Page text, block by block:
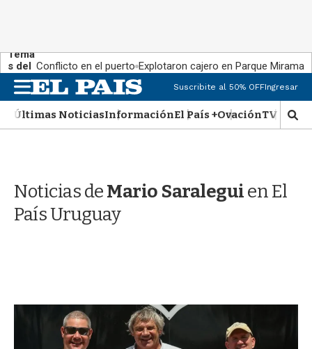
Tema
s del
día:
Conflicto en el puerto Explotaron cajero en Parque Miramar
M
e
n
u
Suscribite al 50% OFFIngresar
Últimas NoticiasInformaciónEl País +OvaciónTV Show
M
o
d
Noticias deMario Saraleguien El
País Uruguay